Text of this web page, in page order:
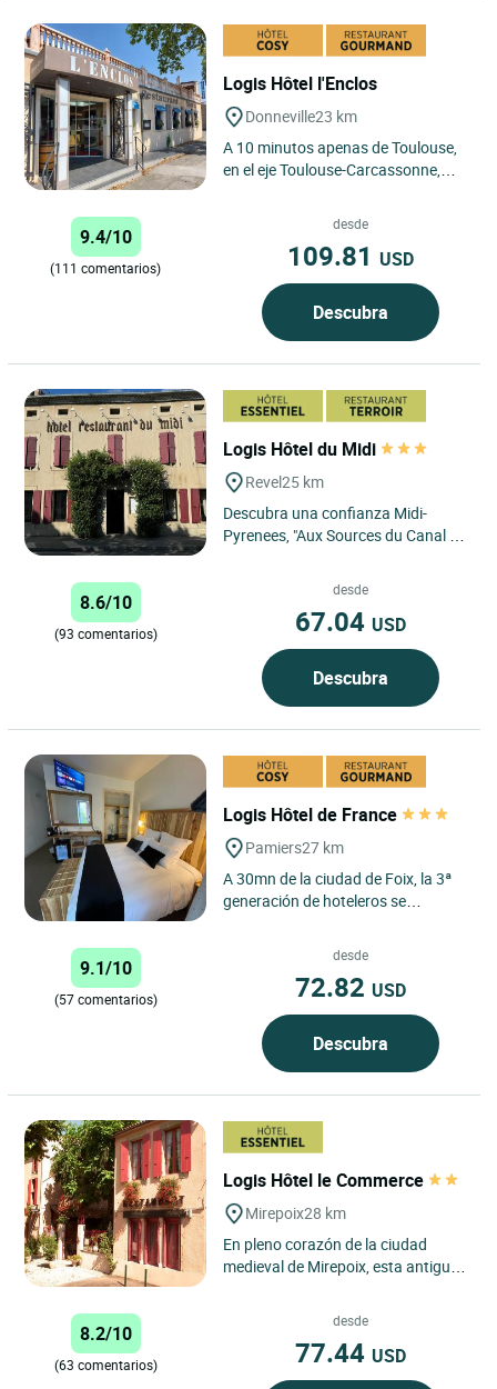
Logis Hôtel l'Enclos
Donneville23 km
A 10 minutos apenas de Toulouse,
en el eje Toulouse-Carcassonne,
lleno de verdor, tranquilo...
9.4/10
(111 comentarios)
desde
109.81 USD
Descubra
Logis Hôtel du Midi
Revel25 km
Descubra una confianza Midi-
Pyrenees, "Aux Sources du Canal du
UNESCO pocos de kilómetros...
8.6/10
(93 comentarios)
desde
67.04 USD
Descubra
Logis Hôtel de France
Pamiers27 km
A 30mn de la ciudad de Foix, la 3ª
generación de hoteleros se
con encanto totalmente
9.1/10
(57 comentarios)
desde
72.82 USD
Descubra
Logis Hôtel le Commerce
Mirepoix28 km
En pleno corazón de la ciudad
medieval de Mirepoix, esta antigua
regentada por la misma familia...
8.2/10
(63 comentarios)
desde
77.44 USD